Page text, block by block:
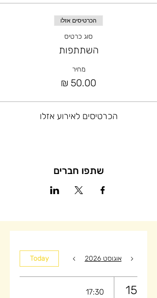
הכרטיסים אזלו
סוג כרטיס
השתתפות
מחיר
הכרטיסים לאירוע אזלו
שתפו חברים
אוגוסט 2026 Today
15
17:30